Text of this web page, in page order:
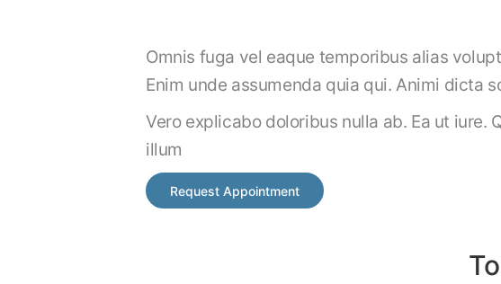
Omnis fuga vel eaque temporibus alias
Enim unde assumenda quia qui. Animi dicta
Vero explicabo doloribus nulla ab. Ea ut iure.
illum
Request Appointment